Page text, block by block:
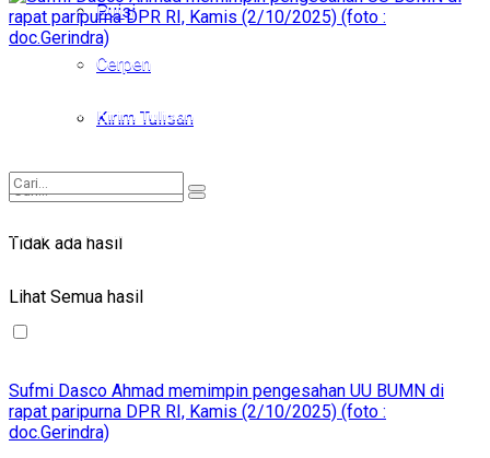
Puisi
Cerpen
Kirim Tulisan
Tidak ada hasil
Lihat Semua hasil
Puisi
Cerpen
Kirim Tulisan
Tidak ada hasil
Sufmi Dasco Ahmad memimpin pengesahan UU BUMN di
rapat paripurna DPR RI, Kamis (2/10/2025) (foto :
doc.Gerindra)